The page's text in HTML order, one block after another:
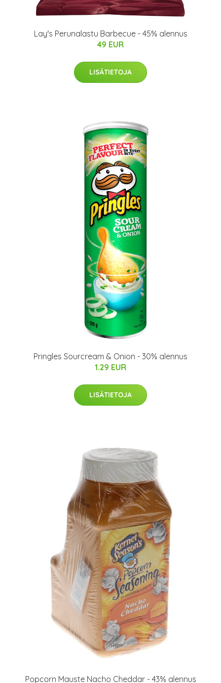
Lay's Perunalastu Barbecue - 45% alennus
49 EUR
LISÄTIETOJA
Pringles Sourcream & Onion - 30% alennus
1.29 EUR
LISÄTIETOJA
Popcorn Mauste Nacho Cheddar - 43% alennus